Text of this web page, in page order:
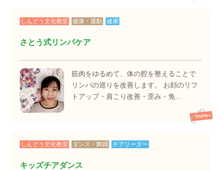
しんどう文化教室 健康・運動 健康
さとう式リンパケア
筋肉をゆるめて、体の腔を整えることで
リンパの巡りを改善します。 お顔のリフ
トアップ・肩こり改善・歪み・免…
しんどう文化教室 ダンス・舞踊 チアリーダー
キッズチアダンス